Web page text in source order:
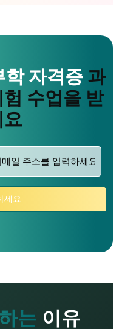
자격증 과
수업을 받
세요
는 이유